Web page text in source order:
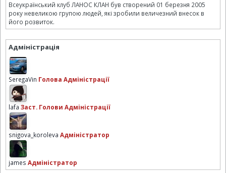
Всеукраїнський клуб ЛАНОС КЛАН був створений 01 березня 2005
року невеликою групою людей, які зробили величезний внесок в
його розвиток.
Адміністрація
SeregaVin Голова Адміністрації
lafa Заст. Голови Адміністрації
snigova_koroleva Адміністратор
james Адміністратор